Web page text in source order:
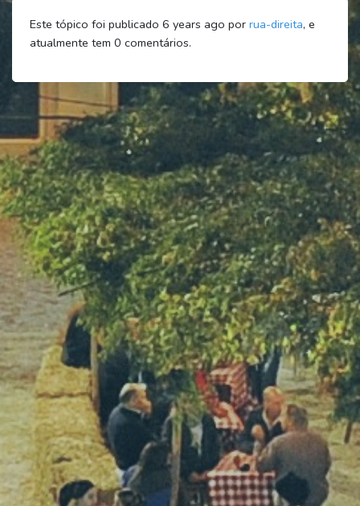
Este tópico foi publicado 6 years ago por rua-direita, e
atualmente tem 0 comentários.